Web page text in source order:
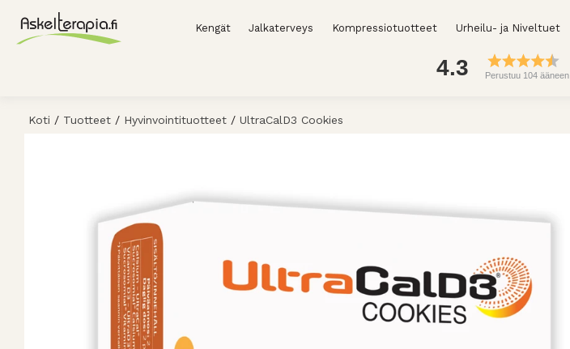
Kengät Jalkaterveys Kompressiotuotteet Urheilu- ja Niveltuet
4.3 Perustuu 104 ääneen
Koti / Tuotteet / Hyvinvointituotteet / UltraCalD3 Cookies